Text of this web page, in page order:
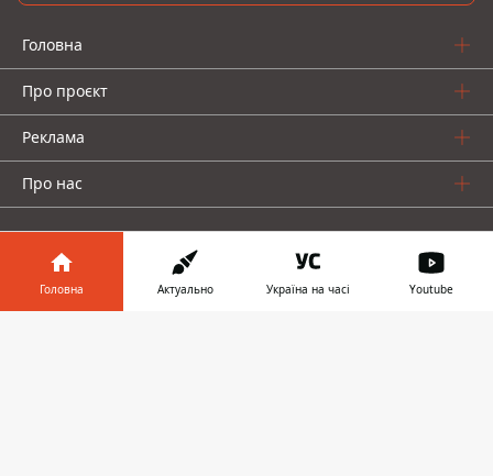
Головна
Про проєкт
Реклама
Про нас
Головна Актуально Україна на часі Youtube